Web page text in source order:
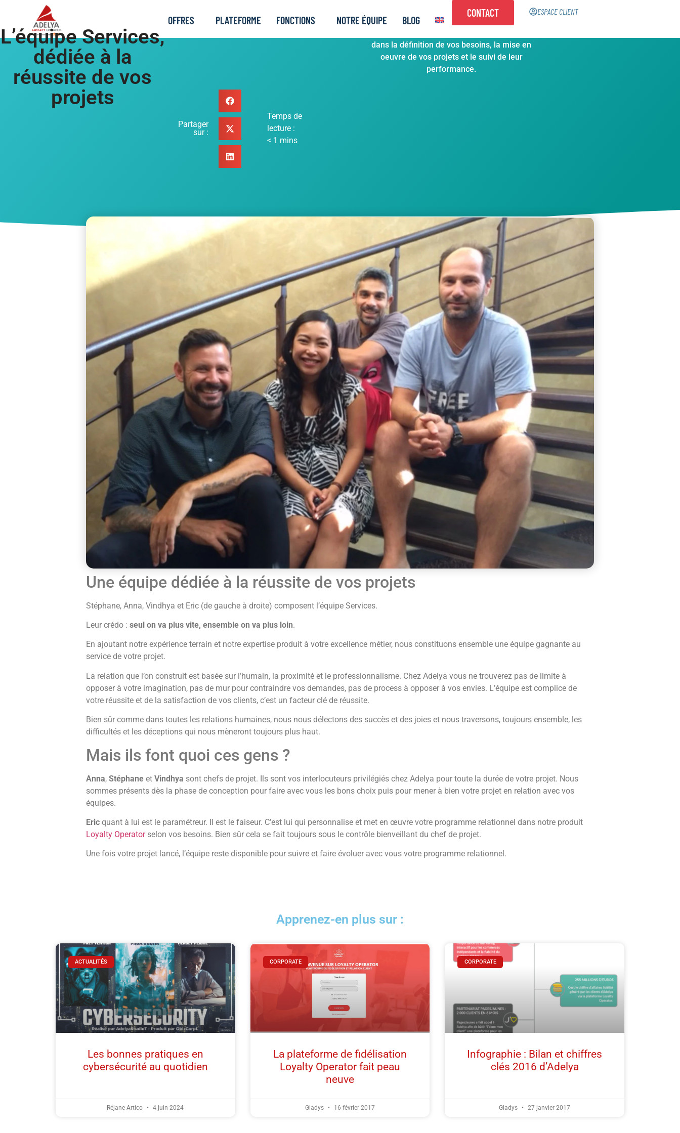
OFFRES PLATEFORME FONCTIONS NOTRE ÉQUIPE BLOG
CONTACT ESPACE CLIENT
L’équipe Services,
dédiée à la
réussite de vos
projets
Partager
sur :
Temps de
lecture :
< 1 mins
dans la définition de vos besoins, la mise en
oeuvre de vos projets et le suivi de leur
performance.
Une équipe dédiée à la réussite de vos projets
Stéphane, Anna, Vindhya et Eric (de gauche à droite) composent l’équipe Services.
Leur crédo : seul on va plus vite, ensemble on va plus loin.
En ajoutant notre expérience terrain et notre expertise produit à votre excellence métier, nous constituons ensemble une équipe gagnante au
service de votre projet.
La relation que l’on construit est basée sur l’humain, la proximité et le professionnalisme. Chez Adelya vous ne trouverez pas de limite à
opposer à votre imagination, pas de mur pour contraindre vos demandes, pas de process à opposer à vos envies. L’équipe est complice de
votre réussite et de la satisfaction de vos clients, c’est un facteur clé de réussite.
Bien sûr comme dans toutes les relations humaines, nous nous délectons des succès et des joies et nous traversons, toujours ensemble, les
difficultés et les déceptions qui nous mèneront toujours plus haut.
Mais ils font quoi ces gens ?
Anna, Stéphane et Vindhya sont chefs de projet. Ils sont vos interlocuteurs privilégiés chez Adelya pour toute la durée de votre projet. Nous
sommes présents dès la phase de conception pour faire avec vous les bons choix puis pour mener à bien votre projet en relation avec vos
équipes.
Eric quant à lui est le paramétreur. Il est le faiseur. C’est lui qui personnalise et met en œuvre votre programme relationnel dans notre produit
Loyalty Operatorselon vos besoins. Bien sûr cela se fait toujours sous le contrôle bienveillant du chef de projet.
Une fois votre projet lancé, l’équipe reste disponible pour suivre et faire évoluer avec vous votre programme relationnel.
Apprenez-en plus sur :
ACTUALITÉS
Les bonnes pratiques en
cybersécurité au quotidien
Réjane Artico 4 juin 2024
CORPORATE
La plateforme de fidélisation
Loyalty Operator fait peau
neuve
Gladys 16 février 2017
CORPORATE
Infographie : Bilan et chiffres
clés 2016 d’Adelya
Gladys 27 janvier 2017